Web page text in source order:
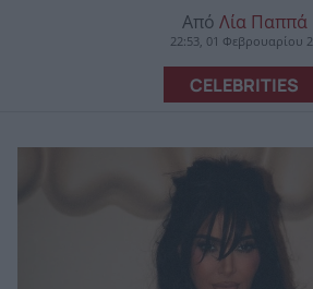
Από Λία Παππά
22:53, 01 Φεβρουαρίου
CELEBRITIES